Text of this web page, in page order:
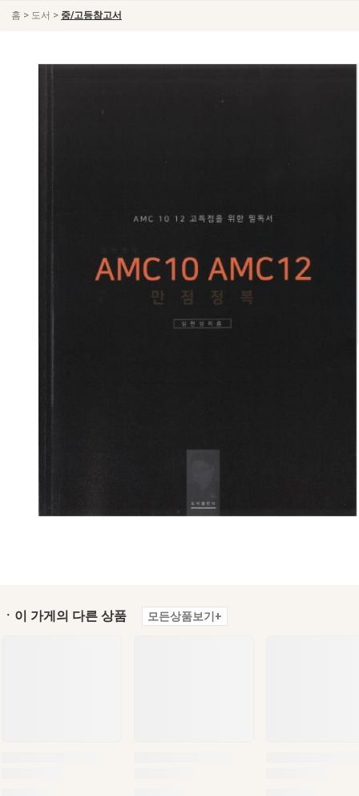
홈 > 도서 > 중/고등참고서
ㆍ이 가게의 다른 상품 모든상품보기+